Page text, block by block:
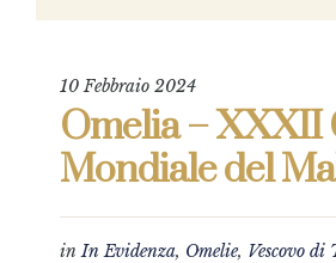
10 Febbraio 2024
Omelia – XXXII
Mondiale del
inIn Evidenza, Omelie, Vescovo di